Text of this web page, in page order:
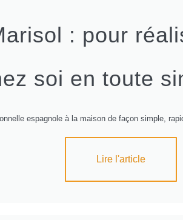
: pour
soi en toute
espagnole à la maison de façon simple,
Lire l'article